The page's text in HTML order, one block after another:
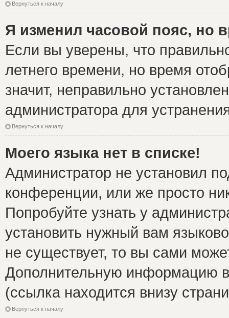
Вернуться к началу
Я изменил часовой пояс, но
Если вы уверены, что
летнего времени, но время
значит, неправильно
администратора для
Вернуться к началу
Моего языка нет в списке!
Администратор не установил
конференции, или же просто
Попробуйте узнать у
установить нужный вам
не существует, то вы сами
Дополнительную информацию
(ссылка находится внизу
Вернуться к началу